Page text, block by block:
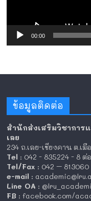
00:00
ข้อมูลติดต่อ
สำนักส่งเสริมวิชาการ
เลย
234 ถ.เลย-เชียงคาน ต.เ
Tel : 042 - 835224 - 8 ต่อ
Tel/Fax : 042 – 813060
e-mail :
Line OA :
FB : facebook.com/